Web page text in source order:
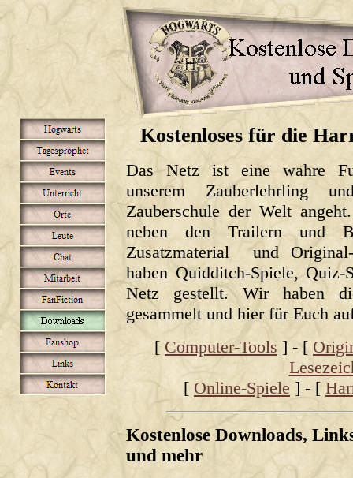
Kostenloses für die
Das Netz ist eine wahre
unserem Zauberlehrling
Zauberschule der Welt
neben den Trailern und
Zusatzmaterial und
haben Quidditch-Spiele,
Netz gestellt. Wir haben
gesammelt und hier für Euch
[ Computer-Tools ] - [
[ Online-Spiele] - [
Kostenlose Downloads,
und mehr